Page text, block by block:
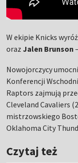
W ekipie Knicks
oraz Jalen Brunson
Nowojorczycy
Konferencji
Raptors zajmują
Cleveland Cavaliers
mistrzowskiego
Oklahoma City
Czytaj też